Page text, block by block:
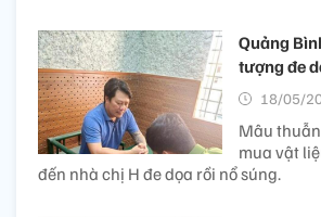
Quảng
tượng đe
18/05/
Mâu
mua vật
đến nhà chị H đe dọa rồi nổ súng.